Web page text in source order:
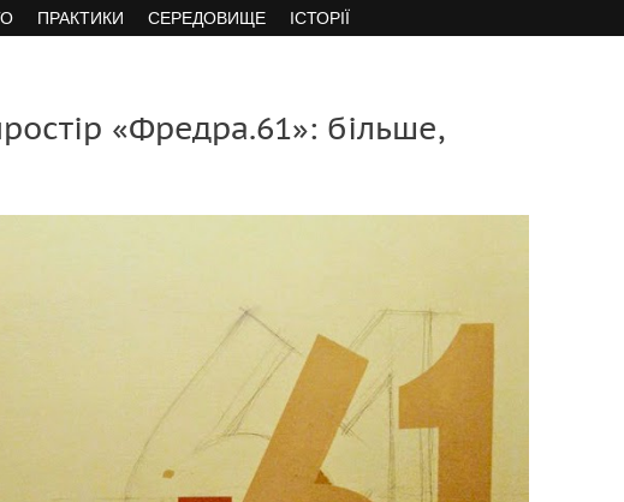
ПРАКТИКИ СЕРЕДОВИЩЕ ІСТОРІЇ
«Фредра.61»: більше,